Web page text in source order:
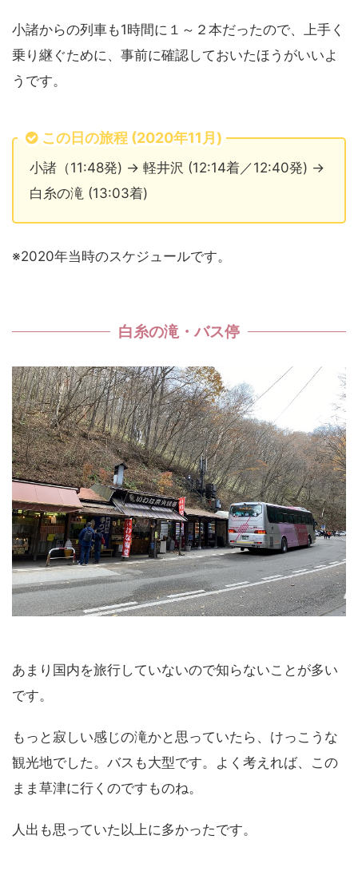
小諸からの列車も1時間に１～２本だったので、上手く
乗り継ぐために、事前に確認しておいたほうがいいよ
うです。
この日の旅程 (2020年11月)
小諸（11:48発) → 軽井沢 (12:14着／12:40発) →
白糸の滝 (13:03着)
※2020年当時のスケジュールです。
白糸の滝・バス停
あまり国内を旅行していないので知らないことが多い
です。
もっと寂しい感じの滝かと思っていたら、けっこうな
観光地でした。バスも大型です。よく考えれば、この
まま草津に行くのですものね。
人出も思っていた以上に多かったです。